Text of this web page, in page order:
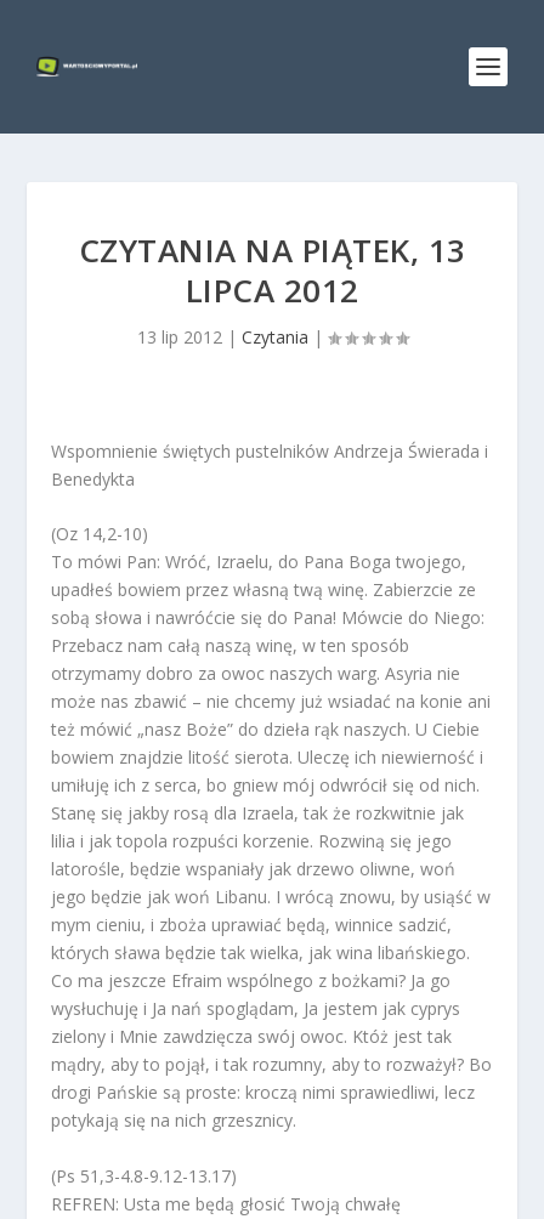
CZYTANIA NA PIĄTEK, 13
LIPCA 2012
13 lip 2012| Czytania |
Wspomnienie świętych pustelników Andrzeja Świerada i
Benedykta
(Oz 14,2-10)
To mówi Pan: Wróć, Izraelu, do Pana Boga twojego,
upadłeś bowiem przez własną twą winę. Zabierzcie ze
sobą słowa i nawróćcie się do Pana! Mówcie do Niego:
Przebacz nam całą naszą winę, w ten sposób
otrzymamy dobro za owoc naszych warg. Asyria nie
może nas zbawić – nie chcemy już wsiadać na konie ani
też mówić „nasz Boże” do dzieła rąk naszych. U Ciebie
bowiem znajdzie litość sierota. Uleczę ich niewierność i
umiłuję ich z serca, bo gniew mój odwrócił się od nich.
Stanę się jakby rosą dla Izraela, tak że rozkwitnie jak
lilia i jak topola rozpuści korzenie. Rozwiną się jego
latorośle, będzie wspaniały jak drzewo oliwne, woń
jego będzie jak woń Libanu. I wrócą znowu, by usiąść w
mym cieniu, i zboża uprawiać będą, winnice sadzić,
których sława będzie tak wielka, jak wina libańskiego.
Co ma jeszcze Efraim wspólnego z bożkami? Ja go
wysłuchuję i Ja nań spoglądam, Ja jestem jak cyprys
zielony i Mnie zawdzięcza swój owoc. Któż jest tak
mądry, aby to pojął, i tak rozumny, aby to rozważył? Bo
drogi Pańskie są proste: kroczą nimi sprawiedliwi, lecz
potykają się na nich grzesznicy.
(Ps 51,3-4.8-9.12-13.17)
REFREN: Usta me będą głosić Twoją chwałę